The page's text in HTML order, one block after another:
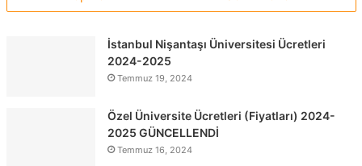
İstanbul Nişantaşı Üniversitesi Ücretleri
2024-2025
Temmuz 19, 2024
Özel Üniversite Ücretleri (Fiyatları) 2024-
2025 GÜNCELLENDİ
Temmuz 16, 2024